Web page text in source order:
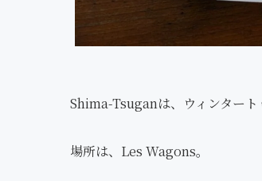
Shima-Tsuganは、ウィンタート
場所は、Les Wagons。